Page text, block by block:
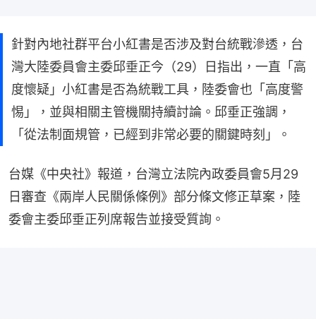
針對內地社群平台小紅書是否涉及對台統戰滲透，台
灣大陸委員會主委邱垂正今（29）日指出，一直「高
度懷疑」小紅書是否為統戰工具，陸委會也「高度警
惕」，並與相關主管機關持續討論。邱垂正強調，
「從法制面規管，已經到非常必要的關鍵時刻」。
台媒《中央社》報道，台灣立法院內政委員會5月29
日審查《兩岸人民關係條例》部分條文修正草案，陸
委會主委邱垂正列席報告並接受質詢。